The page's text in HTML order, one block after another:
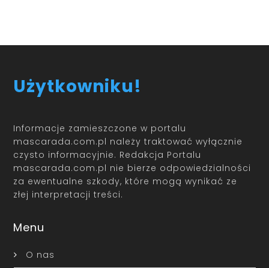
Użytkowniku!
Informacje zamieszczone w portalu
mascarada.com.pl należy traktować wyłącznie
czysto informacyjnie. Redakcja Portalu
mascarada.com.pl nie bierze odpowiedzialności
za ewentualne szkody, które mogą wynikać ze
złej interpretacji treści.
Menu
O nas